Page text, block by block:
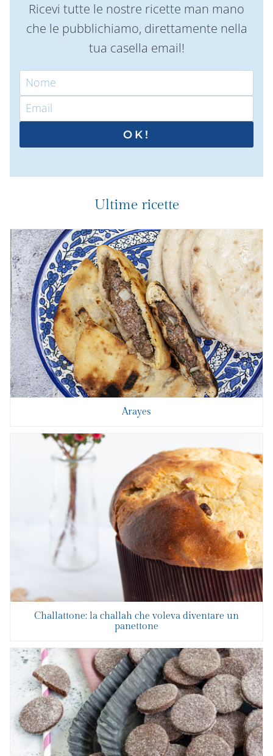
Ricevi tutte le nostre ricette man mano
che le pubblichiamo, direttamente nella
tua casella email!
OK!
Ultime ricette
Arayes
Challattone: la challah che voleva diventare un
panettone